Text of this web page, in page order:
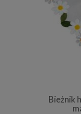
Bieżnik